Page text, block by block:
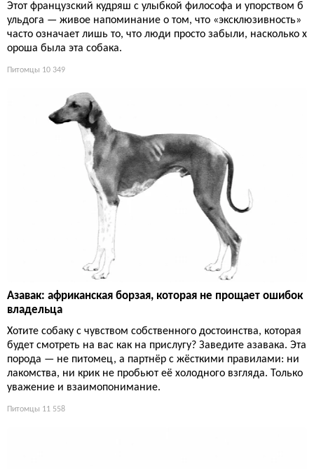
Этот французский кудряш с улыбкой философа и упорством б
ульдога — живое напоминание о том, что «эксклюзивность»
часто означает лишь то, что люди просто забыли, насколько х
ороша была эта собака.
Питомцы 10 349
Азавак: африканская борзая, которая не прощает ошибок
владельца
Хотите собаку с чувством собственного достоинства, которая
будет смотреть на вас как на прислугу? Заведите азавака. Эта
порода — не питомец, а партнёр с жёсткими правилами: ни
лакомства, ни крик не пробьют её холодного взгляда. Только
уважение и взаимопонимание.
Питомцы 11 558